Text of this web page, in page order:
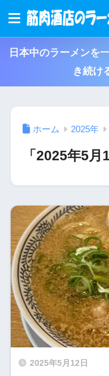
日本中のラーメンを
き続け
ホーム 2025年
「2025年5
2025年5月12日